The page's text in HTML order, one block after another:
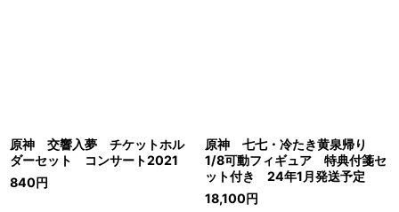
原神 交響入夢 チケットホル
ダーセット コンサート2021
840円
原神 七七・冷たき黄泉帰り
1/8可動フィギュア 特典付箋セ
ット付き 24年1月発送予定
18,100円